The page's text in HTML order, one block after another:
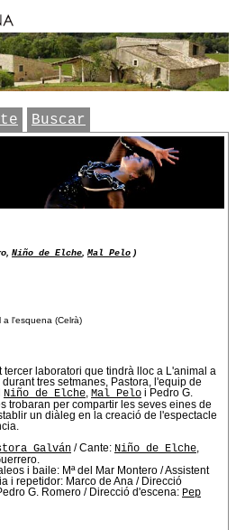
Buscar
Niño de Elche Mal Pelo )
a l'esquena (Celrà)
tercer laboratori que tindrà lloc a L'animal a
durant tres setmanes, Pastora, l'equip de
Niño de Elche Mal Pelo i Pedro G.
trobaran per compartir les seves eines de
un diàleg en la creació de l'espectacle
Galván / Cante: Niño de Elche
i baile: Mª del Mar Montero / Assistent
i repetidor: Marco de Ana / Direcció
G. Romero / Direcció d'escena: Pep